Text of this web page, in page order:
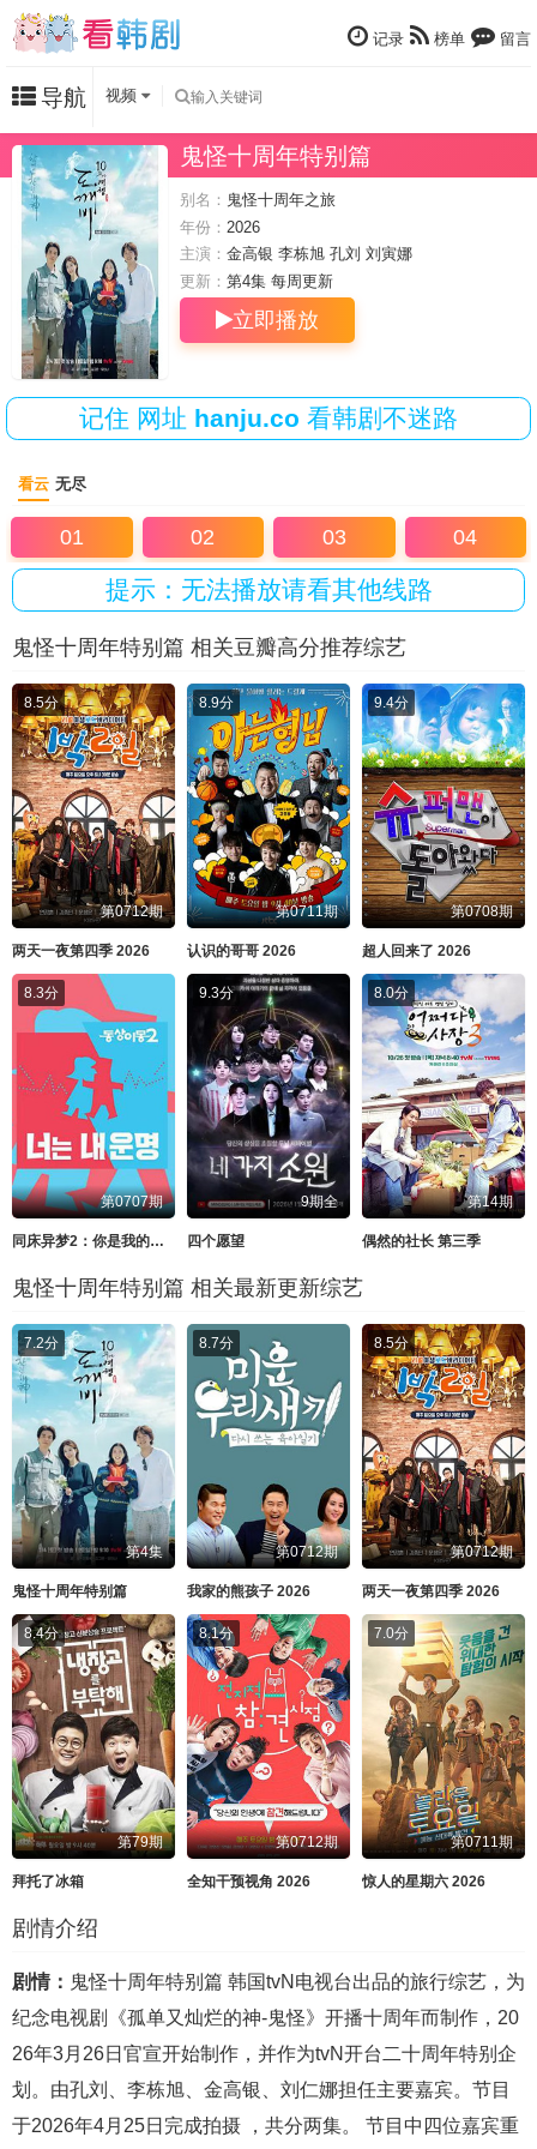
记录 榜单 留言
导航 视频
鬼怪十周年特别篇
别名： 鬼怪十周年之旅
年份： 2026
主演： 金高银 李栋旭 孔刘 刘寅娜
更新： 第4集 每周更新
立即播放
记住 网址 hanju.co 看韩剧不迷路
看云 无尽
01 02 03 04
提示：无法播放请看其他线路
鬼怪十周年特别篇 相关豆瓣高分推荐综艺
8.5分
第0712期
两天一夜第四季 2026
8.9分
第0711期
认识的哥哥 2026
9.4分
第0708期
超人回来了 2026
8.3分
第0707期
同床异梦2：你是我的命运 2026
9.3分
9期全
四个愿望
8.0分
第14期
偶然的社长 第三季
鬼怪十周年特别篇 相关最新更新综艺
7.2分
第4集
鬼怪十周年特别篇
8.7分
第0712期
我家的熊孩子 2026
8.5分
第0712期
两天一夜第四季 2026
8.4分
第79期
拜托了冰箱
8.1分
第0712期
全知干预视角 2026
7.0分
第0711期
惊人的星期六 2026
剧情介绍
剧情： 鬼怪十周年特别篇 韩国tvN电视台出品的旅行综艺，为
纪念电视剧《孤单又灿烂的神-鬼怪》开播十周年而制作，20
26年3月26日官宣开始制作，并作为tvN开台二十周年特别企
划。由孔刘、李栋旭、金高银、刘仁娜担任主要嘉宾。节目
于2026年4月25日完成拍摄 ，共分两集。 节目中四位嘉宾重